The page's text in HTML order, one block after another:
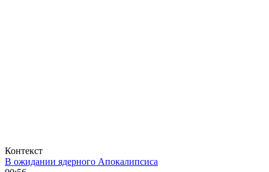
Контекст
В ожидании ядерного Апокалипсиса